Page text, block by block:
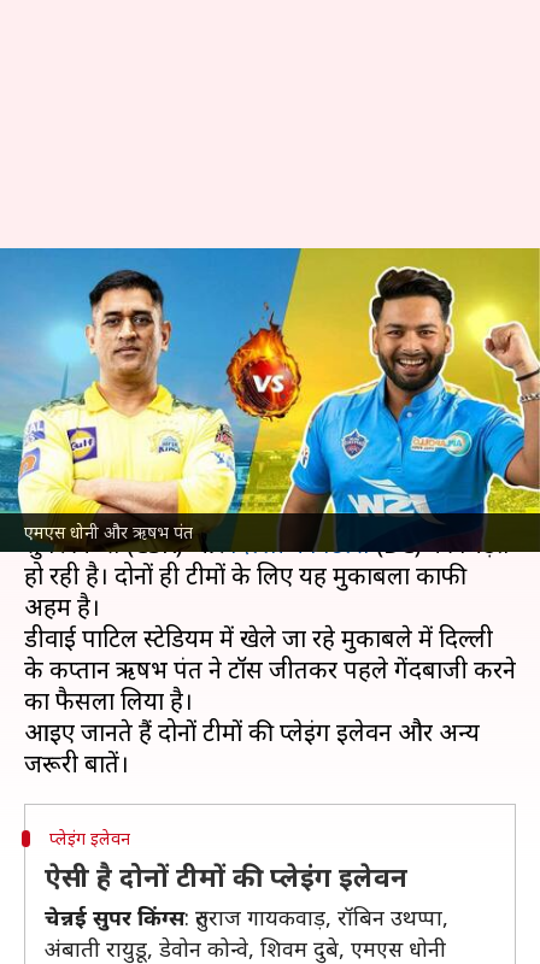
एमएस धोनी और ऋषभ पंत
CSK बनाम DC: टॉस जीतकर दिल्ली
की पहले गेंदबाजी, जानें दोनों टीमों की
प्लेइंग इलेवन
लेखन Neeraj Pandey May 08, 2022 07:07 pm
क्या है खबर?
इंडियन प्रीमियर लीग(IPL) 2022 के 55वें मैच में चेन्नई
सुपर किंग्स (CSK) औरदिल्ली कैपिटल्स(DC) की भिड़ंत
हो रही है। दोनों ही टीमों के लिए यह मुकाबला काफी
अहम है।
डीवाई पाटिल स्टेडियम में खेले जा रहे मुकाबले में दिल्ली
के कप्तान ऋषभ पंत ने टॉस जीतकर पहले गेंदबाजी करने
का फैसला लिया है।
आइए जानते हैं दोनों टीमों की प्लेइंग इलेवन और अन्य
प्लेइंग इलेवन
ऐसी है दोनों टीमों की प्लेइंग इलेवन
चेन्नई सुपर किंग्स: रुतुराज गायकवाड़, रॉबिन उथप्पा,
अंबाती रायुडू, डेवोन कोन्वे, शिवम दुबे, एमएस धोनी